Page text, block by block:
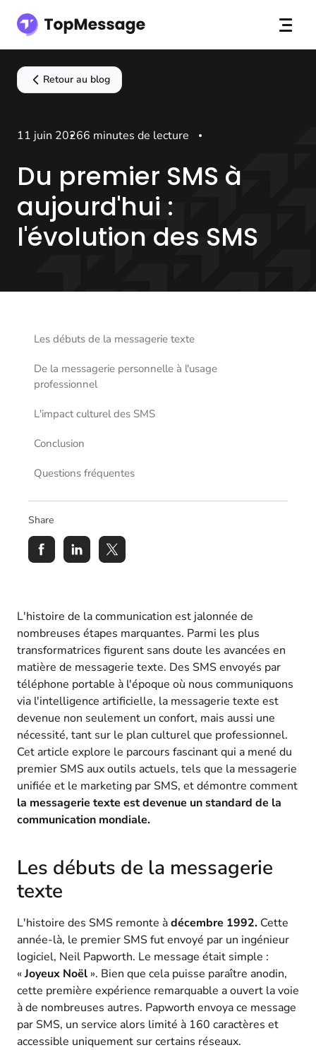
Retour au blog
11 juin 20266 minutes de lecture
Du premier SMS à
aujourd'hui :
l'évolution des SMS
Les débuts de la messagerie texte
De la messagerie personnelle à l'usage
professionnel
L'impact culturel des SMS
Conclusion
Questions fréquentes
Share
L'histoire de la communication est jalonnée de
nombreuses étapes marquantes. Parmi les plus
transformatrices figurent sans doute les avancées en
matière de messagerie texte. Des SMS envoyés par
téléphone portable à l'époque où nous communiquons
via l'intelligence artificielle, la messagerie texte est
devenue non seulement un confort, mais aussi une
nécessité, tant sur le plan culturel que professionnel.
Cet article explore le parcours fascinant qui a mené du
premier SMS aux outils actuels, tels que la messagerie
unifiée et le marketing par SMS, et démontre comment
la messagerie texte est devenue un standard de la
communication mondiale.
Les débuts de la messagerie
texte
L'histoire des SMS remonte àdécembre 1992. Cette
année-là, le premier SMS fut envoyé par un ingénieur
logiciel, Neil Papworth. Le message était simple :
«Joyeux Noël ». Bien que cela puisse paraître anodin,
cette première expérience remarquable a ouvert la voie
à de nombreuses autres. Papworth envoya ce message
par SMS, un service alors limité à 160 caractères et
accessible uniquement sur certains réseaux.